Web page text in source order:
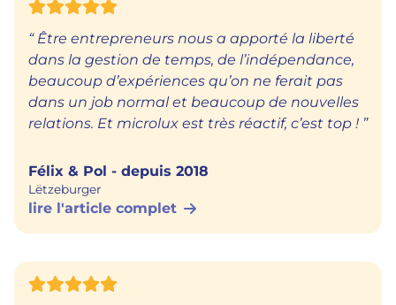
“ Être entrepreneurs nous a apporté la liberté
dans la gestion de temps, de l’indépendance,
beaucoup d’expériences qu’on ne ferait pas
dans un job normal et beaucoup de nouvelles
relations. Et microlux est très réactif, c’est top ! ”
Félix & Pol depuis 2018
Lëtzeburger
lire l'article complet